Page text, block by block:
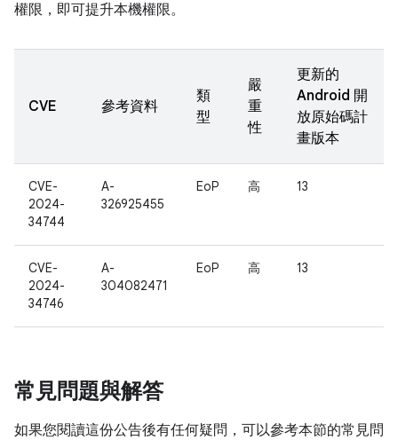
權限，即可提升本機權限。
CVE 參考資料
類
型
嚴
重
性
更新的
Android 開
放原始碼計
畫版本
CVE-
2024-
34744
A-
326925455
EoP 高 13
CVE-
2024-
34746
A-
304082471
EoP 高 13
常見問題與解答
如果您閱讀這份公告後有任何疑問，可以參考本節的常見問